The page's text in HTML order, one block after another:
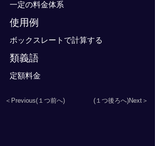
一定の料金体系
使用例
ボックスレートで計算する
類義語
定額料金
＜Previous(１つ前へ) (１つ後ろへ)Next＞